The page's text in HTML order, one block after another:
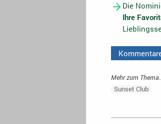
Die
Ihre
Mehr zum
Sunset Club